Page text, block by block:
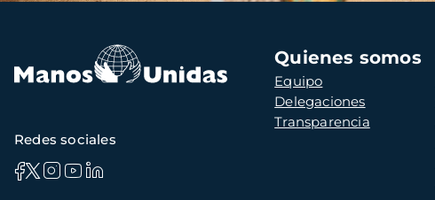
Navegación
principal
Quienes somos
Equipo
Delegaciones
Transparencia
Redes sociales